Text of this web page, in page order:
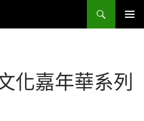
化嘉年華系列